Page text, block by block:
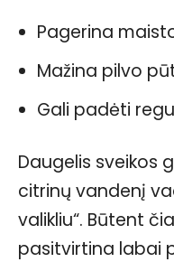
Pagerina
Mažina pilvo
Gali padėti
Daugelis sveikos
citrinų vandenį
valikliu“. Būtent
pasitvirtina labai